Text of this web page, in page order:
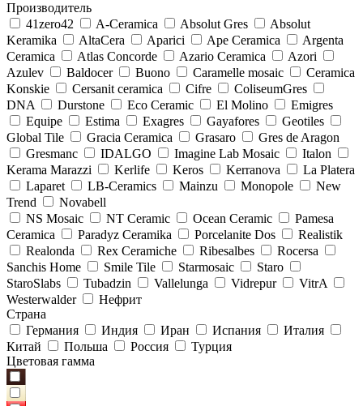
Производитель
41zero42
A-Ceramica Absolut Gres
Absolut
Keramika
AltaCera Aparici Ape Ceramica
Argenta
Ceramica
Atlas Concorde Azario Ceramica
Azori
Azulev
Baldocer Buono Caramelle mosaic
Ceramica
Konskie
Cersanit ceramica Cifre
ColiseumGres
DNA
Durstone Eco Ceramic El Molino
Emigres
Equipe
Estima Exagres Gayafores
Geotiles
Global Tile
Gracia Ceramica Grasaro
Gres de Aragon
Gresmanc
IDALGO Imagine Lab Mosaic
Italon
Kerama Marazzi
Kerlife Keros Kerranova
La Platera
Laparet
LB-Ceramics Mainzu Monopole
New
Trend
Novabell
NS Mosaic
NT Ceramic Ocean Ceramic
Pamesa
Ceramica
Paradyz Сeramika Porcelanite Dos
Realistik
Realonda
Rex Ceramiche Ribesalbes
Rocersa
Sanchis Home
Smile Tile Starmosaic
Staro
StaroSlabs
Tubadzin Vallelunga Vidrepur
VitrA
Westerwalder
Нефрит
Страна
Германия
Индия Иран Испания
Италия
Китай
Польша Россия
Турция
Цветовая гамма